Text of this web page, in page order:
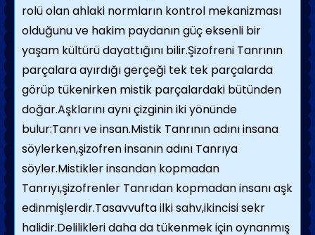
rolü olan ahlaki normların kontrol mekanizması
olduğunu ve hakim paydanın güç eksenli bir
yaşam kültürü dayattığını bilir.Şizofreni Tanrının
parçalara ayırdığı gerçeği tek tek parçalarda
görüp tükenirken mistik parçalardaki bütünden
doğar.Aşklarını aynı çizginin iki yönünde
bulur:Tanrı ve insan.Mistik Tanrının adını insana
söylerken,şizofren insanın adını Tanrıya
söyler.Mistikler insandan kopmadan
Tanrıyı,şizofrenler Tanrıdan kopmadan insanı aşk
edinmişlerdir.Tasavvufta ilki sahv,ikincisi sekr
halidir.Delilikleri daha da tükenmek için oynanmış